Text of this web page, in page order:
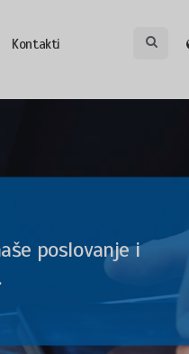
Kontakti
poslovanje i